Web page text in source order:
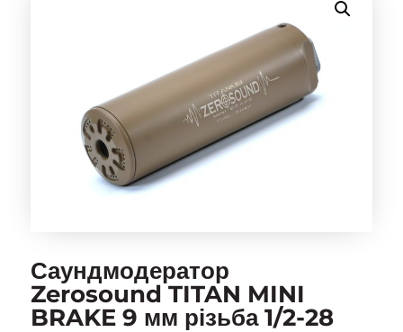
Саундмодератор
Zerosound TITAN MINI
BRAKE 9 мм різьба 1/2-28